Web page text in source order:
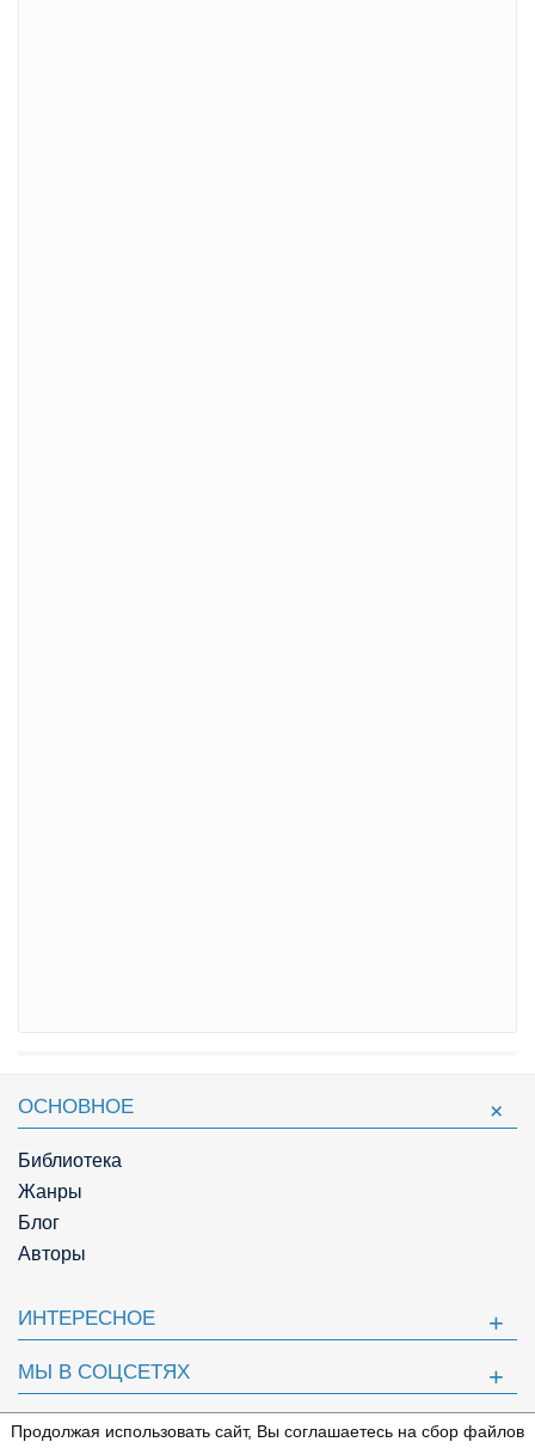
ОСНОВНОЕ
Библиотека
Жанры
Блог
Авторы
ИНТЕРЕСНОЕ
МЫ В СОЦСЕТЯХ
ПОЛЕЗНОЕ
Продолжая использовать сайт, Вы соглашаетесь на сбор файлов